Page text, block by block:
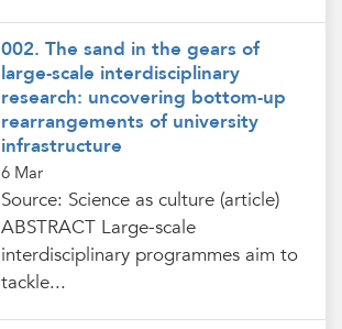
002. The sand in the gears of
large-scale interdisciplinary
research: uncovering bottom-up
rearrangements of university
infrastructure
6 Mar
Source: Science as culture (article)
ABSTRACT Large-scale
interdisciplinary programmes aim to
tackle...